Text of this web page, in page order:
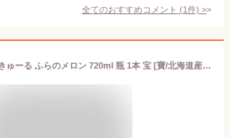
全てのおすすめコメント (1件) >
リキュール 和りきゅーる ふらのメロン 720ml 瓶 1本 宝 [寶/北海道産メロンのお酒]